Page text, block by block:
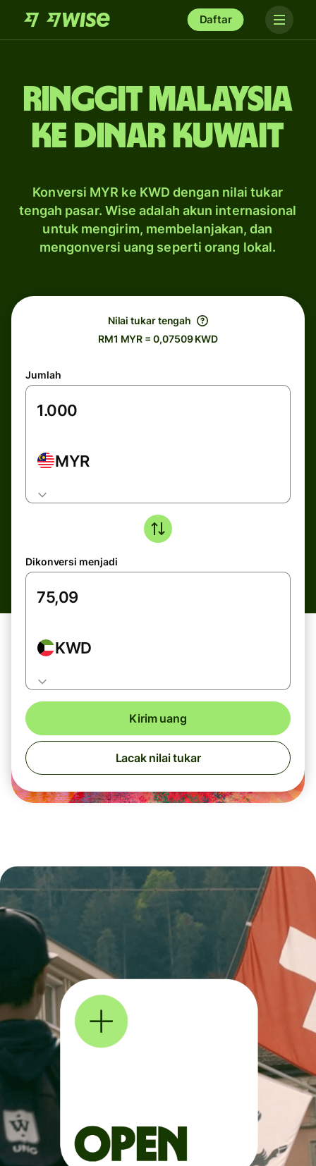
Daftar
ringgit Malaysia
ke dinar Kuwait
Konversi MYR ke KWD dengan nilai tukar
tengah pasar. Wise adalah akun internasional
untuk mengirim, membelanjakan, dan
mengonversi uang seperti orang lokal.
Nilai tukar tengah
RM1 MYR = 0,07509 KWD
Jumlah
MYR
Dikonversi menjadi
KWD
Kirim uang
Lacak nilai tukar